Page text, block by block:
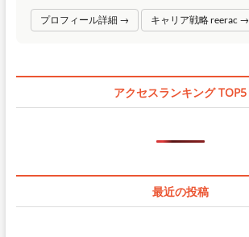
プロフィール詳細 → キャリア戦略 reerac →
アクセスランキング TOP5
最近の投稿